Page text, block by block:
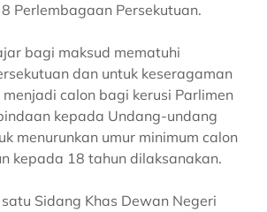
Perlembagaan Persekutuan.
bagi maksud mematuhi
dan untuk keseragaman
calon bagi kerusi Parlimen
kepada Undang-undang
menurunkan umur minimum calon
kepada 18 tahun dilaksanakan.
Sidang Khas Dewan Negeri